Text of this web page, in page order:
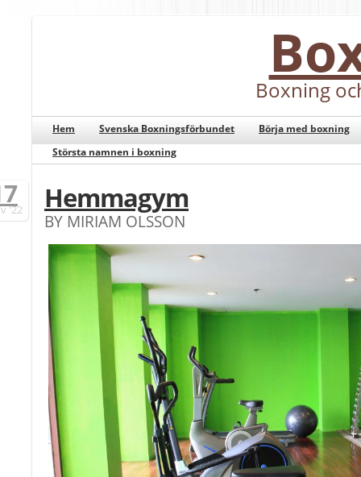
Boxning
Hem Svenska Boxningsförbundet
Börja med boxning
Största namnen i boxning
'22 Hemmagym
BY MIRIAM OLSSON